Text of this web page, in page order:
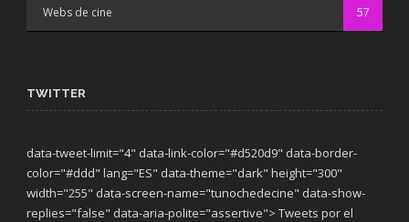
Webs de cine 57
TWITTER
data-tweet-limit="4" data-link-color="#d520d9" data-border-
color="#ddd" lang="ES" data-theme="dark" height="300"
width="255" data-screen-name="tunochedecine" data-show-
replies="false" data-aria-polite="assertive"> Tweets por el